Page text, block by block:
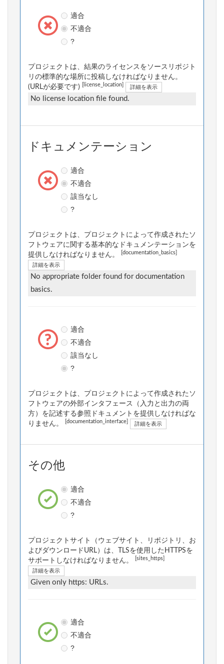
適合
不適合
?
プロジェクトは、結果のライセンスをソースリポジト
リの標準的な場所に投稿しなければなりません。
(URLが必要です)
[license_location] 詳細を表示
No license location file found.
ドキュメンテーション
適合
不適合
該当なし
?
プロジェクトは、プロジェクトによって作成されたソ
フトウェアに関する基本的なドキュメンテーションを
提供しなければなりません。
[documentation_basics]
詳細を表示
No appropriate folder found for documentation
basics.
適合
不適合
該当なし
?
プロジェクトは、プロジェクトによって作成されたソ
フトウェアの外部インタフェース（入力と出力の両
方）を記述する参照ドキュメントを提供しなければな
りません。
[documentation_interface] 詳細を表示
その他
適合
不適合
?
プロジェクトサイト（ウェブサイト、リポジトリ、お
よびダウンロードURL）は、TLSを使用したHTTPSを
サポートしなければなりません。
[sites_https]
詳細を表示
Given only https: URLs.
適合
不適合
?